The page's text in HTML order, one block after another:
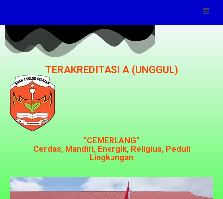
TERAKREDITASI A (UNGGUL)
"CEMERLANG"
Cerdas, Mandiri, Energik, Religius, Peduli
Lingkungan